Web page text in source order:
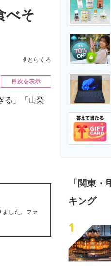
製造業のIT導入・活用を支援
エネルギーの専門メディア
べそ
とらくろ
目次を表示
る」「山梨
ました。ファ
「関東
キング
1